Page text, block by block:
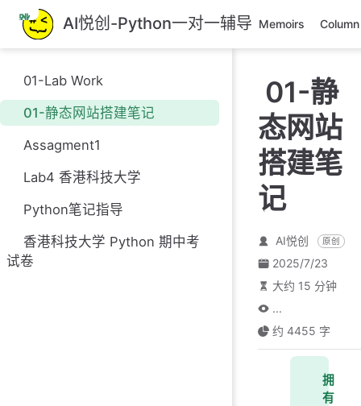
跳
至
主
內
容
AI悦创-Python一对一辅导 Memoirs Column
01-Lab Work
01-静态网站搭建笔记
Assagment1
Lab4 香港科技大学
Python笔记指导
香港科技大学 Python 期中考
试卷
01-静
态网站
搭建笔
记
AI悦创 原创
2025/7/23
大约 15 分钟
...
约 4455 字
拥
有